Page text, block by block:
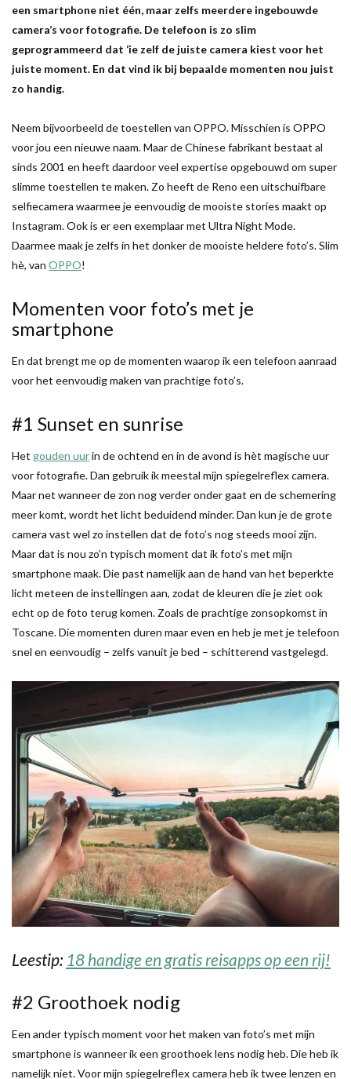
een smartphone niet één, maar zelfs meerdere ingebouwde
camera’s voor fotografie. De telefoon is zo slim
geprogrammeerd dat ‘ie zelf de juiste camera kiest voor het
juiste moment. En dat vind ik bij bepaalde momenten nou juist
zo handig.
Neem bijvoorbeeld de toestellen van OPPO. Misschien is OPPO
voor jou een nieuwe naam. Maar de Chinese fabrikant bestaat al
sinds 2001 en heeft daardoor veel expertise opgebouwd om super
slimme toestellen te maken. Zo heeft de Reno een uitschuifbare
selfiecamera waarmee je eenvoudig de mooiste stories maakt op
Instagram. Ook is er een exemplaar met Ultra Night Mode.
Daarmee maak je zelfs in het donker de mooiste heldere foto’s. Slim
hè, van OPPO!
Momenten voor foto’s met je
smartphone
En dat brengt me op de momenten waarop ik een telefoon aanraad
voor het eenvoudig maken van prachtige foto’s.
#1 Sunset en sunrise
Het gouden uurin de ochtend en in de avond is hèt magische uur
voor fotografie. Dan gebruik ik meestal mijn spiegelreflex camera.
Maar net wanneer de zon nog verder onder gaat en de schemering
meer komt, wordt het licht beduidend minder. Dan kun je de grote
camera vast wel zo instellen dat de foto’s nog steeds mooi zijn.
Maar dat is nou zo’n typisch moment dat ik foto’s met mijn
smartphone maak. Die past namelijk aan de hand van het beperkte
licht meteen de instellingen aan, zodat de kleuren die je ziet ook
echt op de foto terug komen. Zoals de prachtige zonsopkomst in
Toscane. Die momenten duren maar even en heb je met je telefoon
snel en eenvoudig – zelfs vanuit je bed – schitterend vastgelegd.
Leestip: 18 handige en gratis reisapps op een rij!
#2 Groothoek nodig
Een ander typisch moment voor het maken van foto’s met mijn
smartphone is wanneer ik een groothoek lens nodig heb. Die heb ik
namelijk niet. Voor mijn spiegelreflex camera heb ik twee lenzen en